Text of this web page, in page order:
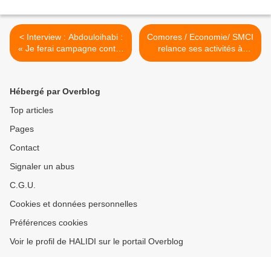
< Interview : Abdouloihabi :
« Je ferai campagne contre
le référendum »
référendum »
Comores / Economie/ SMCI
relance ses activités à
Moroni >
Hébergé par Overblog
Top articles
Pages
Contact
Signaler un abus
C.G.U.
Cookies et données personnelles
Préférences cookies
Voir le profil de HALIDI sur le portail Overblog